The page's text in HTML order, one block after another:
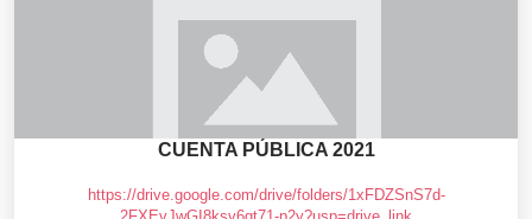
CUENTA PÚBLICA 2021
https://drive.google.com/drive/folders/1xFDZSnS7d-